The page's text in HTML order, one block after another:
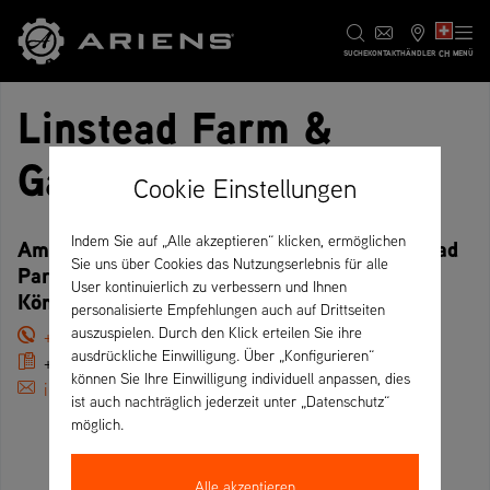
SUCHEKONTAKTHÄNDLER CH MENÜ
Linstead Farm &
Garden
Amps & Stephenson Ltd, The Garage, Linstead
Parva, IP19 0AA Halesworth – Vereinigtes
Königreich
+44 01986 785272
+44 01986 785486
info@linsteadfarmandgarden.co.uk
Cookie Einstellungen
Indem Sie auf „Alle akzeptieren“ klicken, ermöglichen
Sie uns über Cookies das Nutzungserlebnis für alle
User kontinuierlich zu verbessern und Ihnen
personalisierte Empfehlungen auch auf Drittseiten
auszuspielen. Durch den Klick erteilen Sie ihre
ausdrückliche Einwilligung. Über „Konfigurieren“
können Sie Ihre Einwilligung individuell anpassen, dies
ist auch nachträglich jederzeit unter „Datenschutz“
möglich.